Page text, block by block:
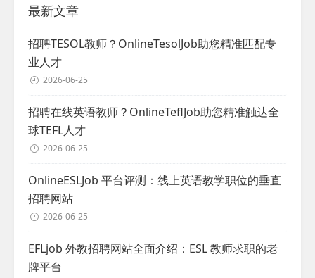
最新文章
招聘TESOL教师？OnlineTesolJob助您精准匹配专
业人才
2026-06-25
招聘在线英语教师？OnlineTeflJob助您精准触达全
球TEFL人才
2026-06-25
OnlineESLJob 平台评测：线上英语教学职位的垂直
招聘网站
2026-06-25
EFLjob 外教招聘网站全面介绍：ESL 教师求职的老
牌平台